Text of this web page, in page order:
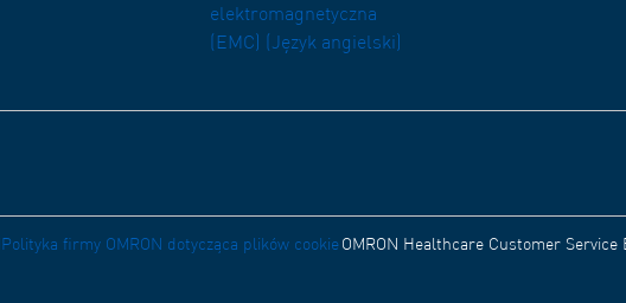
elektromagnetyczna
(EMC) (Język angielski)
Polityka firmy OMRON dotycząca plików cookie OMRON Healthcare Customer